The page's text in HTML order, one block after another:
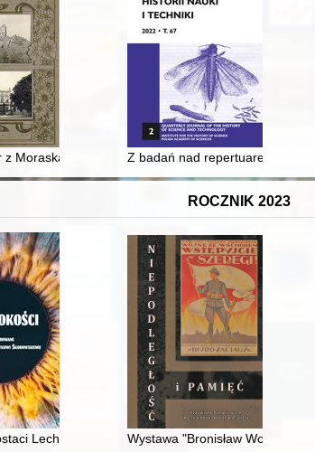
ścigania w sprawie ekstradycji Stefana Michnika
Moraska Z badań nad repertuarem
ROCZNIK 2023
i sowiecką 1939 roku
Lecha Bądkowskiego (1920-1984) i jego wizji
Wystawa "Bronisław Wojciech